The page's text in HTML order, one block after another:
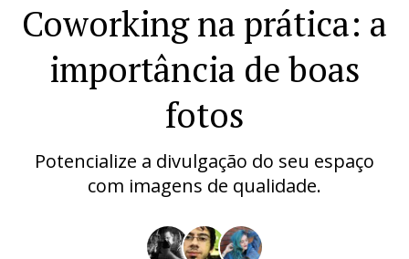
Coworking na prática: a
importância de boas
fotos
Potencialize a divulgação do seu espaço
com imagens de qualidade.